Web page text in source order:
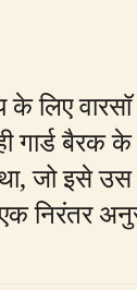
के लिए
गार्ड
था, जो इसे
निरंतर